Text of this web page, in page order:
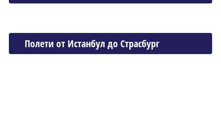
Полети от Истанбул до Страсбург